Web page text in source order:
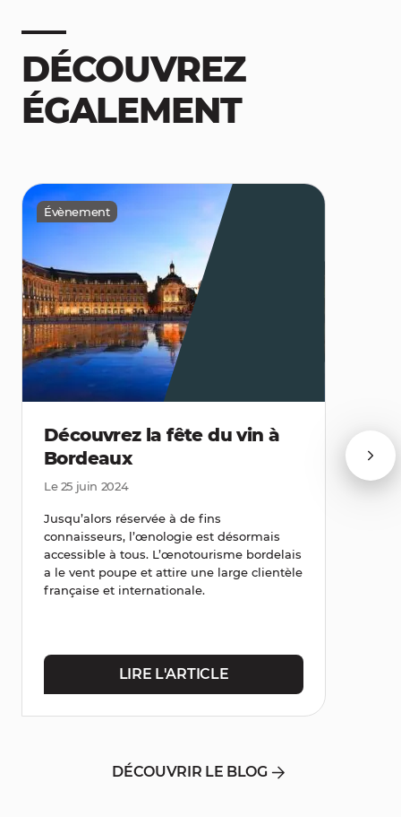
DÉCOUVREZ
ÉGALEMENT
Évènement
Découvrez la fête du vin à
Bordeaux
Le 25 juin 2024
Jusqu’alors réservée à de fins
connaisseurs, l’œnologie est désormais
accessible à tous. L’œnotourisme bordelais
a le vent poupe et attire une large clientèle
française et internationale.
LIRE L'ARTICLE
DÉCOUVRIR LE BLOG